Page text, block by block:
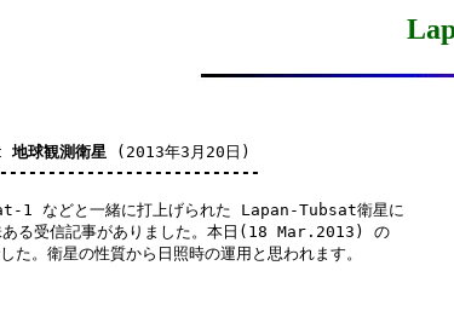
球観測衛星 (2013年3月20日)
1 などと一緒に打上げられた Lapan-Tubsat衛星に
ある受信記事がありました。本日(18 Mar.2013) の
た。衛星の性質から日照時の運用と思われます。